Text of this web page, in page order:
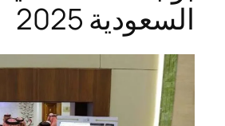
السعودية 2025